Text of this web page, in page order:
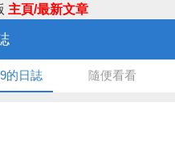
主頁/最新文章
的日誌 隨便看看